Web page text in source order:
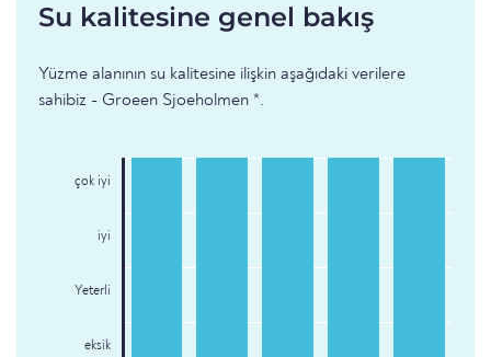
Su kalitesine genel bakış
Yüzme alanının su kalitesine ilişkin aşağıdaki verilere
sahibiz - Groeen Sjoeholmen *.
çok iyi
iyi
Yeterli
eksik